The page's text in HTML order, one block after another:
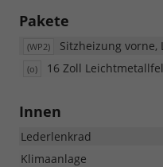
Pakete
(WP2) Sitzheizung
(o) 16 Zoll
Innen
Lederlenkrad
Klimaanlage